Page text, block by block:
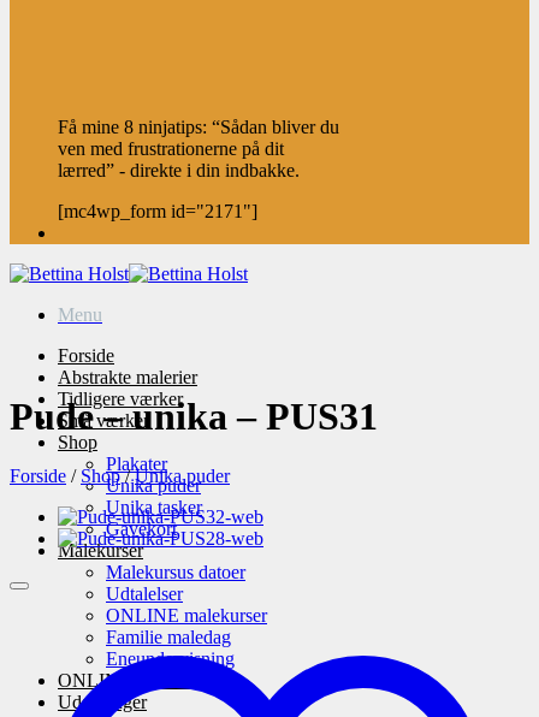
Få mine 8 ninjatips: “Sådan bliver du
ven med frustrationerne på dit
lærred” - direkte i din indbakke.
[mc4wp_form id="2171"]
Menu
Forside
Abstrakte malerier
Tidligere værker
Små værker
Shop
Plakater
Unika puder
Unika tasker
Gavekort
Malekurser
Malekursus datoer
Udtalelser
ONLINE malekurser
Familie maledag
Eneundervisning
ONLINE maleskole
Udstillinger
Pude – unika – PUS31
Forside / Shop / Unika puder